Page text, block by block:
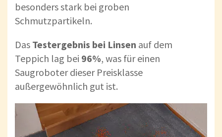
besonders stark bei groben
Schmutzpartikeln.
Das Testergebnis bei Linsen auf dem
Teppich lag bei 96%, was für einen
Saugroboter dieser Preisklasse
außergewöhnlich gut ist.